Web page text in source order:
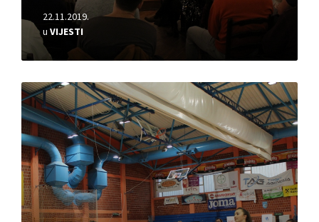
22.11.2019.
u VIJESTI
Pročitajte
više